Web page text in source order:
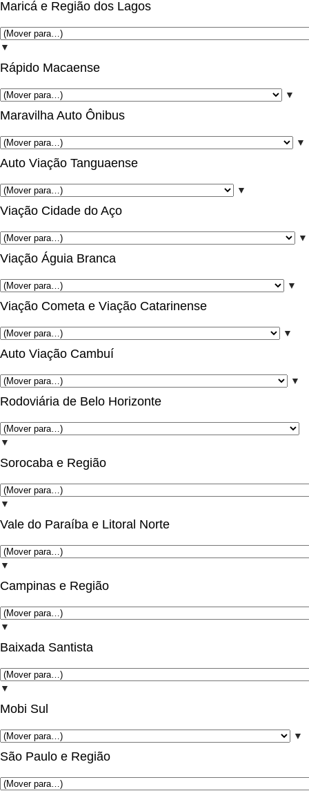
Maricá e Região dos Lagos
▼
Rápido Macaense
▼
Maravilha Auto Ônibus
▼
Auto Viação Tanguaense
▼
Viação Cidade do Aço
▼
Viação Águia Branca
▼
Viação Cometa e Viação Catarinense
▼
Auto Viação Cambuí
▼
Rodoviária de Belo Horizonte
▼
Sorocaba e Região
▼
Vale do Paraíba e Litoral Norte
▼
Campinas e Região
▼
Baixada Santista
▼
Mobi Sul
▼
São Paulo e Região